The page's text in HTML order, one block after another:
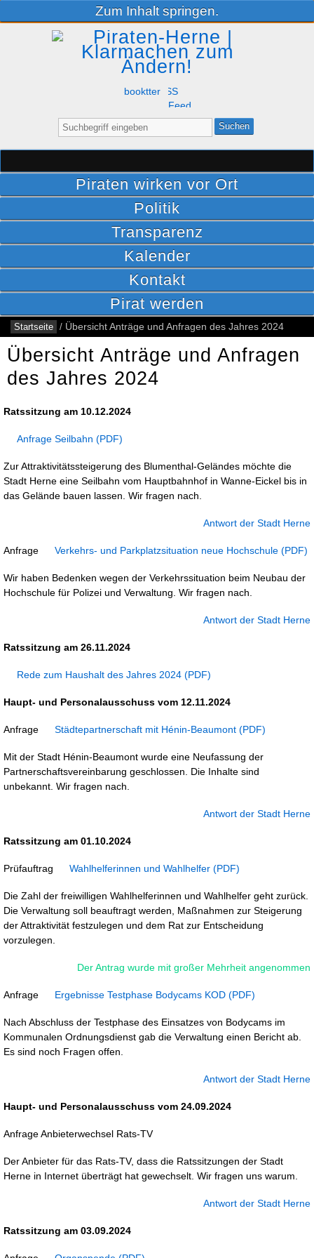
Zum Inhalt springen.
FacebookTwitterRSS
Feed
Suche
nach:
Piraten wirken vor Ort
Politik
Transparenz
Kalender
Kontakt
Pirat werden
Startseite / Übersicht Anträge und Anfragen des Jahres 2024
Übersicht Anträge und Anfragen
des Jahres 2024
Ratssitzung am 10.12.2024
Anfrage Seilbahn
Zur Attraktivitätssteigerung des Blumenthal-Geländes möchte die
Stadt Herne eine Seilbahn vom Hauptbahnhof in Wanne-Eickel bis in
das Gelände bauen lassen. Wir fragen nach.
Antwort der Stadt Herne
Anfrage Verkehrs- und Parkplatzsituation neue Hochschule
Wir haben Bedenken wegen der Verkehrssituation beim Neubau der
Hochschule für Polizei und Verwaltung. Wir fragen nach.
Antwort der Stadt Herne
Ratssitzung am 26.11.2024
Rede zum Haushalt des Jahres 2024
Haupt- und Personalausschuss vom 12.11.2024
Anfrage Städtepartnerschaft mit Hénin-Beaumont
Mit der Stadt Hénin-Beaumont wurde eine Neufassung der
Partnerschaftsvereinbarung geschlossen. Die Inhalte sind
unbekannt. Wir fragen nach.
Antwort der Stadt Herne
Ratssitzung am 01.10.2024
Prüfauftrag Wahlhelferinnen und Wahlhelfer
Die Zahl der freiwilligen Wahlhelferinnen und Wahlhelfer geht zurück.
Die Verwaltung soll beauftragt werden, Maßnahmen zur Steigerung
der Attraktivität festzulegen und dem Rat zur Entscheidung
vorzulegen.
Der Antrag wurde mit großer Mehrheit angenommen
Anfrage Ergebnisse Testphase Bodycams KOD
Nach Abschluss der Testphase des Einsatzes von Bodycams im
Kommunalen Ordnungsdienst gab die Verwaltung einen Bericht ab.
Es sind noch Fragen offen.
Antwort der Stadt Herne
Haupt- und Personalausschuss vom 24.09.2024
Anfrage Anbieterwechsel Rats-TV
Der Anbieter für das Rats-TV, dass die Ratssitzungen der Stadt
Herne in Internet überträgt hat gewechselt. Wir fragen uns warum.
Antwort der Stadt Herne
Ratssitzung am 03.09.2024